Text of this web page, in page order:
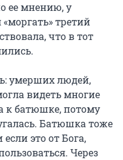
ее мнению, у
третий
что в тот
умерших людей,
видеть многие
к батюшке, потому
Батюшка тоже
это от Бога,
Через